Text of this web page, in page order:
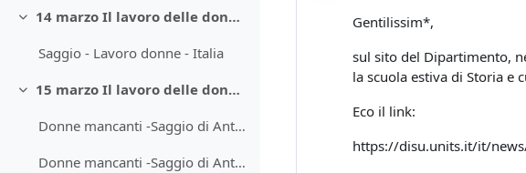
Minimizza
14 marzo Il lavoro delle donne in occidente
Saggio - Lavoro donne - Italia
Minimizza
15 marzo Il lavoro delle donne nel Sud del Mondo
Donne mancanti -Saggio di Antonella Rondinone
Donne mancanti -Saggio di Antonella Rondinone
Gentilissim*,
sul sito del Dipartimento,
la scuola estiva di Storia e
Eco il link:
https://disu.units.it/it/